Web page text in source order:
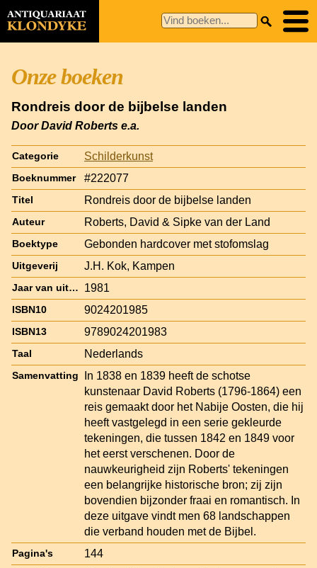
Onze boeken
Rondreis door de bijbelse landen
Door David Roberts e.a.
Categorie Schilderkunst
Boeknummer #222077
Titel Rondreis door de bijbelse landen
Auteur Roberts, David & Sipke van der Land
Boektype Gebonden hardcover met stofomslag
Uitgeverij J.H. Kok, Kampen
Jaar van uitgave 1981
ISBN10 9024201985
ISBN13 9789024201983
Taal Nederlands
Samenvatting
In 1838 en 1839 heeft de schotse
kunstenaar David Roberts (1796-1864) een
reis gemaakt door het Nabije Oosten, die hij
heeft vastgelegd in een serie gekleurde
tekeningen, die tussen 1842 en 1849 voor
het eerst verschenen. Door de
nauwkeurigheid zijn Roberts' tekeningen
een belangrijke historische bron; zij zijn
bovendien bijzonder fraai en romantisch. In
deze uitgave vindt men 68 landschappen
die verband houden met de Bijbel.
Pagina's 144